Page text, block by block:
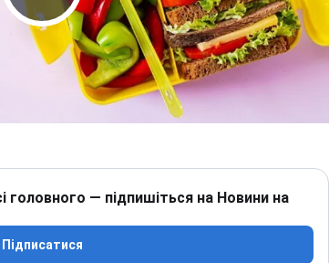
Play Video
головного — підпишіться на Новини на
Підписатися